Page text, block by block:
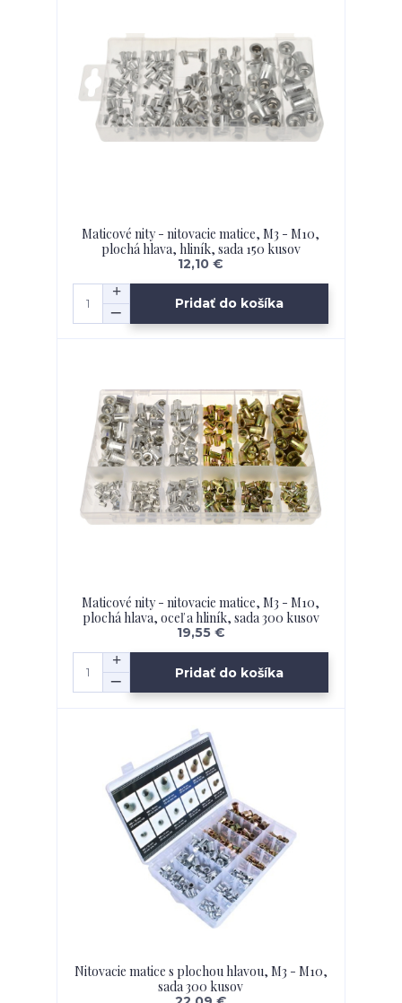
Maticové nity - nitovacie matice, M3 - M10,
plochá hlava, hliník, sada 150 kusov
12,10 €
Pridať do košíka
Maticové nity - nitovacie matice, M3 - M10,
plochá hlava, oceľ a hliník, sada 300 kusov
19,55 €
Pridať do košíka
Nitovacie matice s plochou hlavou, M3 - M10,
sada 300 kusov